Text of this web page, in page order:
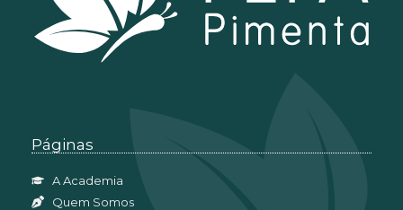
Páginas
A Academia
Quem Somos